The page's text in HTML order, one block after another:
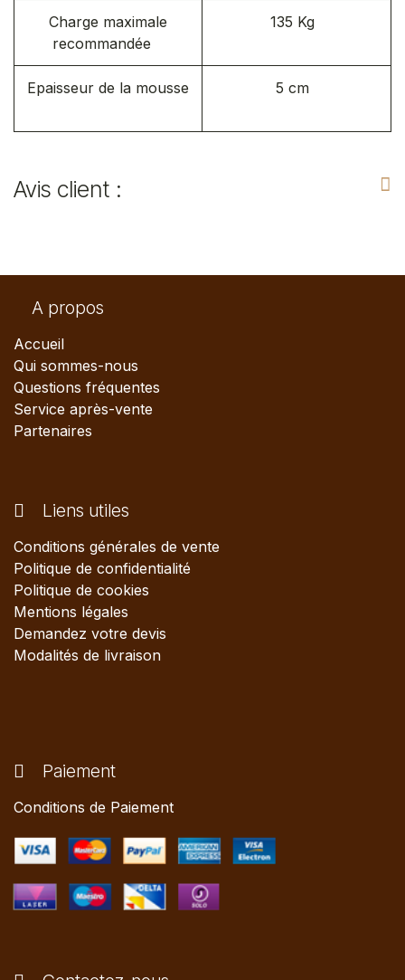
Charge maximale
recommandée
135 Kg
Epaisseur de la mousse 5 cm
Avis client :
A propos
Accueil
Qui sommes-nous
Questions fréquentes
Service après-vente
Partenaires
Liens utiles
Conditions générales de vente
Politique de confidentialité
Politique de cookies
Mentions légales
Demandez votre devis
Modalités de livraison
Paiement
Conditions de Paiement